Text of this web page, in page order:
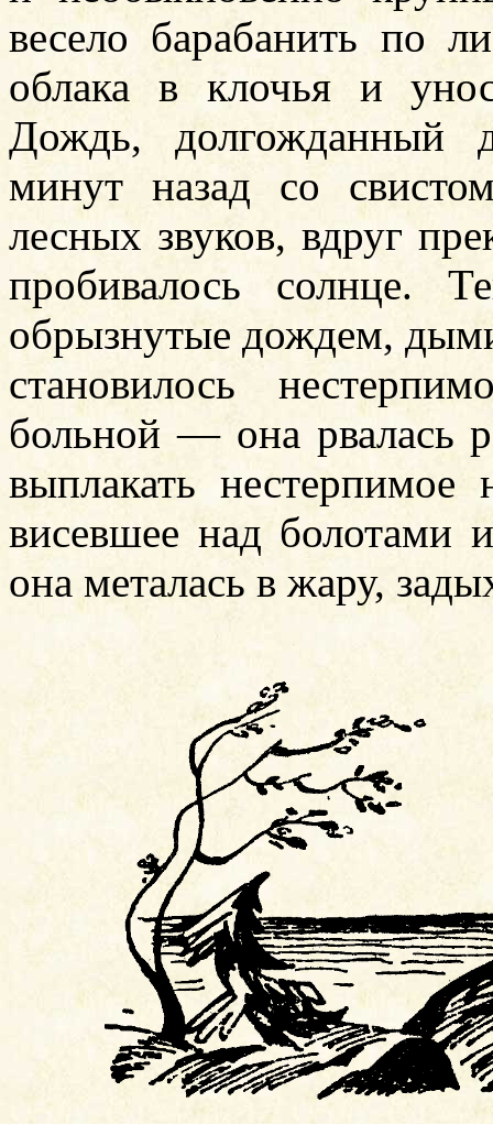
весело барабанить по
облака в клочья и
Дождь, долгожданный
минут назад со
лесных звуков, вдруг
пробивалось солнце.
обрызнутые дождем,
становилось
больной — она рвалась
выплакать
висевшее над болотами
она металась в жару,